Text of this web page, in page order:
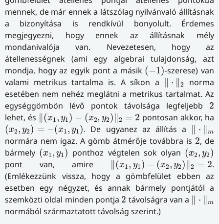
mennek, de már ennek a látszólag nyilvánvaló állításnak
a bizonyítása is rendkívül bonyolult. Érdemes
megjegyezni, hogy ennek az állításnak mély
mondanivalója van. Nevezetesen, hogy az
átellenességnek (ami egy algebrai tulajdonság, azt
mondja, hogy az egyik pont a másik (−1)
(−1) -szerese) van
valami metrikus tartalma is. A síkon a
⋅ ∥2
‖⋅‖2
norma
esetében nem nehéz meglátni a metrikus tartalmat. Az
egységgömbön lévő pontok távolsága legfeljebb 2
2
lehet, és (x1, y1) − (x2, y2) 2 = 2
‖(x1,y1)−(x2,y2)‖2= 2
pontosan akkor, ha
(x2, y2) = −(x1, y1)
(x2,y2)= −(x1,y1) . De ugyanez az állítás a ⋅ ∥m
‖⋅‖m
normára nem igaz. A gömb átmérője továbbra is 2
2, de
bármely (x1, y1)
(x1,y1) ponthoz végtelen sok olyan (x2, y2)
(x2,y2)
pont van, amire (x1, y1) − (x2, y2) ∥2 = 2
‖(x1,y1)−(x2,y2)‖2=2
.
(Emlékezzünk vissza, hogy a gömbfelület ebben az
esetben egy négyzet, és annak bármely pontjától a
szemközti oldal minden pontja 2
2 távolságra van a ⋅ ∥m
‖⋅‖m
normából származtatott távolság szerint.)